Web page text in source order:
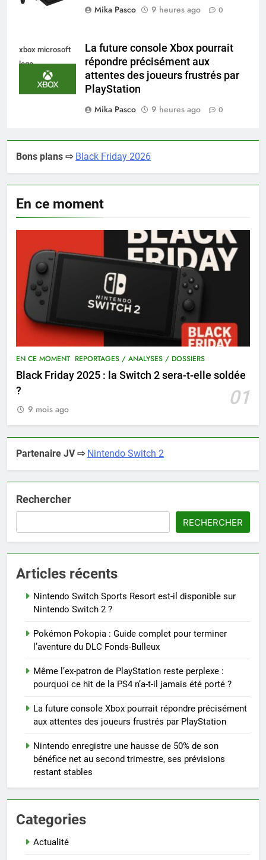
Mika Pasco
9 heures ago 0
xbox microsoft
logo
La future console Xbox pourrait
répondre précisément aux
attentes des joueurs frustrés par
PlayStation
Mika Pasco
9 heures ago 0
Bons plans ⇨ Black Friday 2026
En ce moment
EN CE MOMENT REPORTAGES / ANALYSES / DOSSIERS
Black Friday 2025 : la Switch 2 sera-t-elle soldée
?
01
9 mois ago
Partenaire JV ⇨ Nintendo Switch 2
Rechercher
RECHERCHER
Articles récents
Nintendo Switch Sports Resort est-il disponible sur
Nintendo Switch 2 ?
Pokémon Pokopia : Guide complet pour terminer
l’aventure du DLC Fonds-Bulleux
Même l’ex-patron de PlayStation reste perplexe :
pourquoi ce hit de la PS4 n’a-t-il jamais été porté ?
La future console Xbox pourrait répondre précisément
aux attentes des joueurs frustrés par PlayStation
Nintendo enregistre une hausse de 50% de son
bénéfice net au second trimestre, ses prévisions
restant stables
Categories
Actualité